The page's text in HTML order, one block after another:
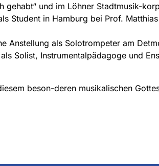
gehabt“ und im Löhner Stadtmusik-
Student in Hamburg bei Prof.
Anstellung als Solotrompeter am
Solist, Instrumentalpädagoge und
beson-deren musikalischen